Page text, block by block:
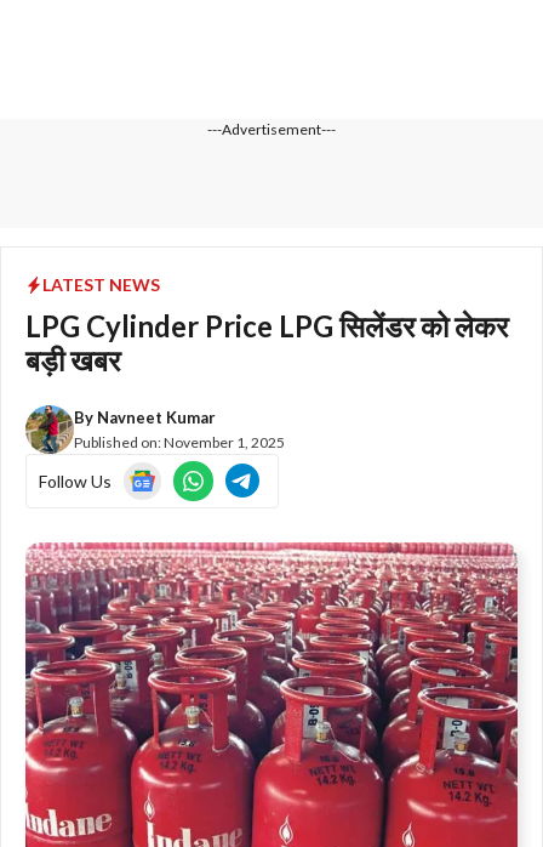
---Advertisement---
LATEST NEWS
LPG Cylinder Price LPG सिलेंडर को लेकर
बड़ी खबर
By Navneet Kumar
Published on:November 1, 2025
Follow Us